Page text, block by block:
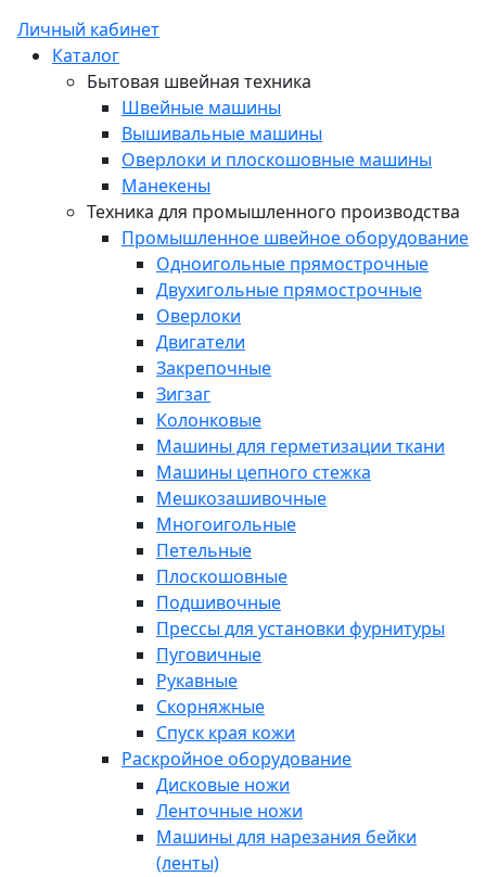
Личный кабинет
Каталог
Бытовая швейная техника
Швейные машины
Вышивальные машины
Оверлоки и плоскошовные машины
Манекены
Техника для промышленного производства
Промышленное швейное оборудование
Одноигольные прямострочные
Двухигольные прямострочные
Оверлоки
Двигатели
Закрепочные
Зигзаг
Колонковые
Машины для герметизации ткани
Машины цепного стежка
Мешкозашивочные
Многоигольные
Петельные
Плоскошовные
Подшивочные
Прессы для установки фурнитуры
Пуговичные
Рукавные
Скорняжные
Спуск края кожи
Раскройное оборудование
Дисковые ножи
Ленточные ножи
Машины для нарезания бейки
(ленты)